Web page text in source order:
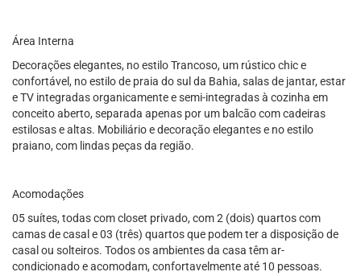
Área Interna
Decorações elegantes, no estilo Trancoso, um rústico chic e
confortável, no estilo de praia do sul da Bahia, salas de jantar, estar
e TV integradas organicamente e semi-integradas à cozinha em
conceito aberto, separada apenas por um balcão com cadeiras
estilosas e altas. Mobiliário e decoração elegantes e no estilo
praiano, com lindas peças da região.
Acomodações
05 suítes, todas com closet privado, com 2 (dois) quartos com
camas de casal e 03 (três) quartos que podem ter a disposição de
casal ou solteiros. Todos os ambientes da casa têm ar-
condicionado e acomodam, confortavelmente até 10 pessoas.